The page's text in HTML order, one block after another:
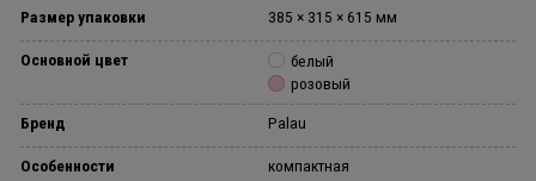
Размер упаковки 385 × 315 × 615 мм
Основной цвет
белый
розовый
Бренд Palau
Особенности компактная